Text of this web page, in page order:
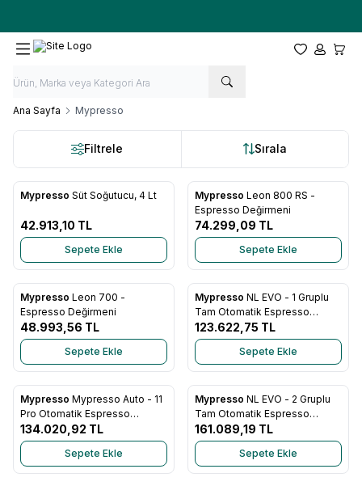
Favorilerim
Hesabım
Ana Sayfa Mypresso
Filtrele Sırala
Mypresso Süt Soğutucu, 4 Lt
42.913,10 TL
Sepete Ekle
Favorilere Ekle
Mypresso Leon 800 RS -
Espresso Değirmeni
74.299,09 TL
Sepete Ekle
Favorilere Ekle
Mypresso Leon 700 -
Espresso Değirmeni
48.993,56 TL
Sepete Ekle
Favorilere Ekle
Mypresso NL EVO - 1 Gruplu
Tam Otomatik Espresso
Makinesi
123.622,75 TL
Sepete Ekle
Favorilere Ekle
Mypresso Mypresso Auto - 11
Pro Otomatik Espresso
Makinesi
134.020,92 TL
Sepete Ekle
Favorilere Ekle
Mypresso NL EVO - 2 Gruplu
Tam Otomatik Espresso
Makinesi
161.089,19 TL
Sepete Ekle